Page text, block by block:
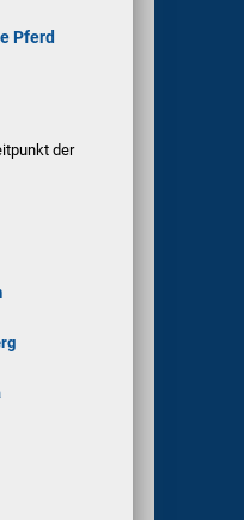
Pferd
der